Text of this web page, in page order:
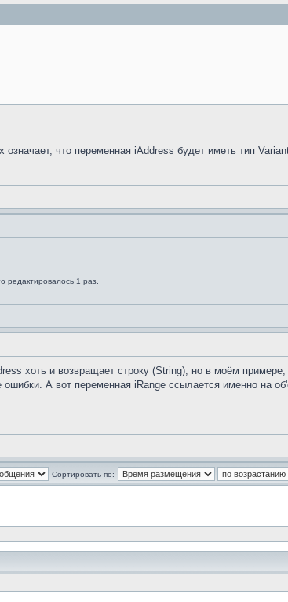
означает, что переменная iAddress будет иметь тип
редактировалось 1 раз.
хоть и возвращает строку (String), но в моём
А вот переменная iRange ссылается именно на
Сортировать по: